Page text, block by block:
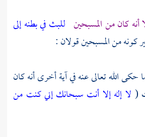
أنه كان من المسبحين للبث في بطنه إلى
كونه من المسبحين قولان :
حكى الله تعالى عنه في آية أخرى أنه كان
( لا إله إلا أنت سبحانك إني كنت من